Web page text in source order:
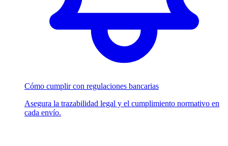
Cómo cumplir con regulaciones bancarias
Asegura la trazabilidad legal y el cumplimiento normativo en
cada envío.